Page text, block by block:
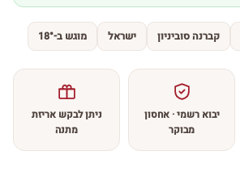
קברנה סוביניון ישראל מוגש ב-18°
יבוא רשמי · אחסון
מבוקר
ניתן לבקש אריזת
מתנה